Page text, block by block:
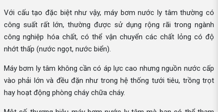
Với cấu tạo đặc biệt như vậy, máy bơm nước ly tâm thường có
công suất rất lớn, thường được sử dụng rộng rãi trong ngành
công nghiệp hóa chất, có thể vận chuyển các chất lỏng có độ
nhớt thấp (nước ngọt, nước biển).
Máy bơm ly tâm không cần có áp lực cao nhưng nguồn nước cấp
vào phải lớn và đều đặn như trong hệ thống tưới tiêu, trồng trọt
hay hoạt động phòng cháy chữa cháy.